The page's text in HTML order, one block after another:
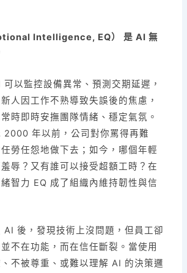
Intelligence, EQ） 是 AI 無
以監控設備異常、預測交期延遲，
人因工作不熟導致失誤後的焦慮，
時即時安撫團隊情緒、穩定氣氛。
2000 年以前，公司對你罵得再難
勞任怨地做下去；如今，哪個年輕
辱？又有誰可以接受超額工時？在
智力 EQ 成了組織內維持韌性與信
AI 後，發現技術上沒問題，但員工卻
不在功能，而在信任斷裂。當使用
不被尊重、或難以理解 AI 的決策邏